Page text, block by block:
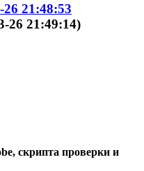
26 21:48:53
26 21:49:14)
скрипта проверки и